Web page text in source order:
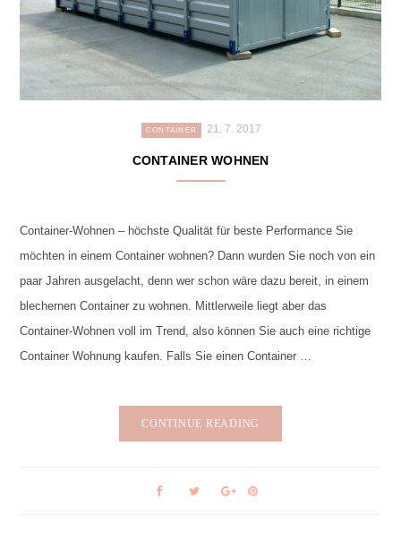
CONTAINER 21. 7. 2017
CONTAINER WOHNEN
Container-Wohnen – höchste Qualität für beste Performance Sie
möchten in einem Container wohnen? Dann wurden Sie noch von ein
paar Jahren ausgelacht, denn wer schon wäre dazu bereit, in einem
blechernen Container zu wohnen. Mittlerweile liegt aber das
Container-Wohnen voll im Trend, also können Sie auch eine richtige
Container Wohnung kaufen. Falls Sie einen Container …
CONTINUE READING